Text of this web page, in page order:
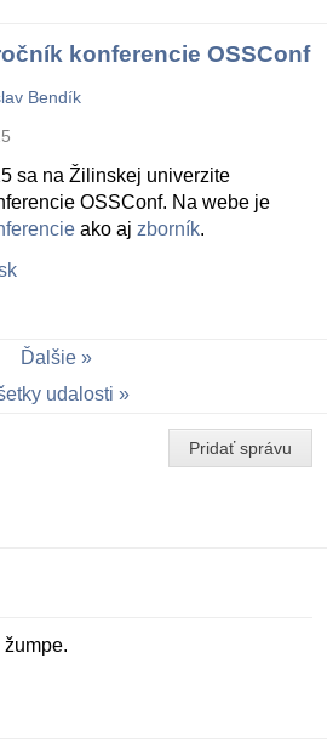
konferencie OSSConf
Bendík
sa na Žilinskej univerzite
OSSConf. Na webe je
ako aj zborník.
Ďalšie
udalosti
Pridať správu